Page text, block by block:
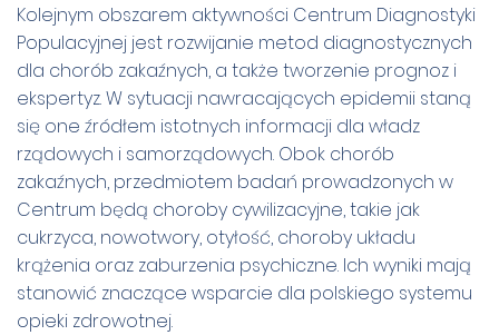
Kolejnym obszarem aktywności Centrum Diagnostyki
Populacyjnej jest rozwijanie metod diagnostycznych
dla chorób zakaźnych, a także tworzenie prognoz i
ekspertyz. W sytuacji nawracających epidemii staną
się one źródłem istotnych informacji dla władz
rządowych i samorządowych. Obok chorób
zakaźnych, przedmiotem badań prowadzonych w
Centrum będą choroby cywilizacyjne, takie jak
cukrzyca, nowotwory, otyłość, choroby układu
krążenia oraz zaburzenia psychiczne. Ich wyniki mają
stanowić znaczące wsparcie dla polskiego systemu
opieki zdrowotnej.